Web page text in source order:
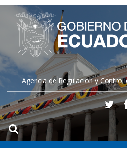
Agencia de Regulación y